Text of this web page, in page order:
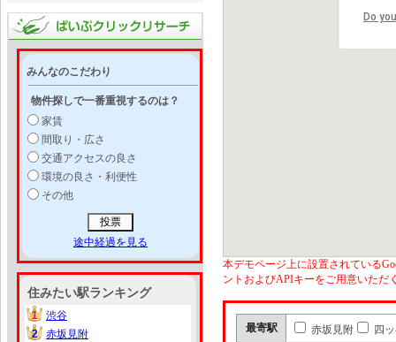
みんなのこだわり
物件探しで一番重視するのは？
家賃
間取り・広さ
交通アクセスの良さ
環境の良さ・利便性
その他
途中経過を見る
住みたい駅ランキング
1
1
渋谷
2
2
赤坂見附
Do
本デモページ上に設置されている
ントおよびAPIキーをご用意いただ
最寄駅 赤坂見附 四